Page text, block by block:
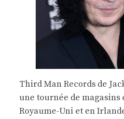
Third Man Records de
une tournée de magasins
Royaume-Uni et en